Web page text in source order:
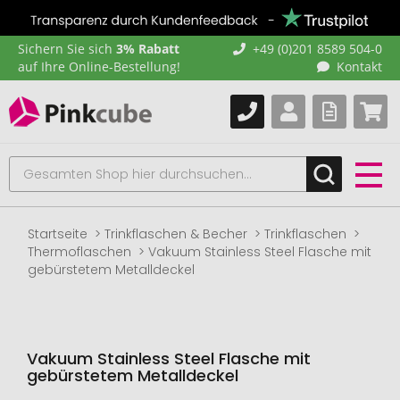
Sichern Sie sich 3% Rabatt
auf Ihre Online-Bestellung!
+49 (0)201 8589 504-0
Kontakt
Startseite Trinkflaschen & Becher
Trinkflaschen
Thermoflaschen
Vakuum Stainless Steel Flasche mit
gebürstetem Metalldeckel
Vakuum Stainless Steel Flasche mit
gebürstetem Metalldeckel